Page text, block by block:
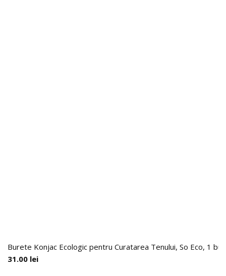
Burete Konjac Ecologic pentru Curatarea Tenului, So Eco, 1
31.00 lei